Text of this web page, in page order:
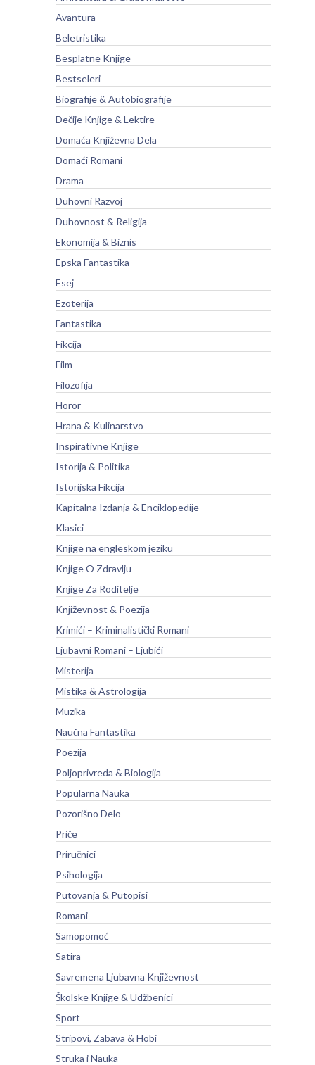
Avantura
Beletristika
Besplatne Knjige
Bestseleri
Biografije & Autobiografije
Dečije Knjige & Lektire
Domaća Književna Dela
Domaći Romani
Drama
Duhovni Razvoj
Duhovnost & Religija
Ekonomija & Biznis
Epska Fantastika
Esej
Ezoterija
Fantastika
Fikcija
Film
Filozofija
Horor
Hrana & Kulinarstvo
Inspirativne Knjige
Istorija & Politika
Istorijska Fikcija
Kapitalna Izdanja & Enciklopedije
Klasici
Knjige na engleskom jeziku
Knjige O Zdravlju
Knjige Za Roditelje
Književnost & Poezija
Krimići – Kriminalistički Romani
Ljubavni Romani – Ljubići
Misterija
Mistika & Astrologija
Muzika
Naučna Fantastika
Poezija
Poljoprivreda & Biologija
Popularna Nauka
Pozorišno Delo
Priče
Priručnici
Psihologija
Putovanja & Putopisi
Romani
Samopomoć
Satira
Savremena Ljubavna Književnost
Školske Knjige & Udžbenici
Sport
Stripovi, Zabava & Hobi
Struka i Nauka